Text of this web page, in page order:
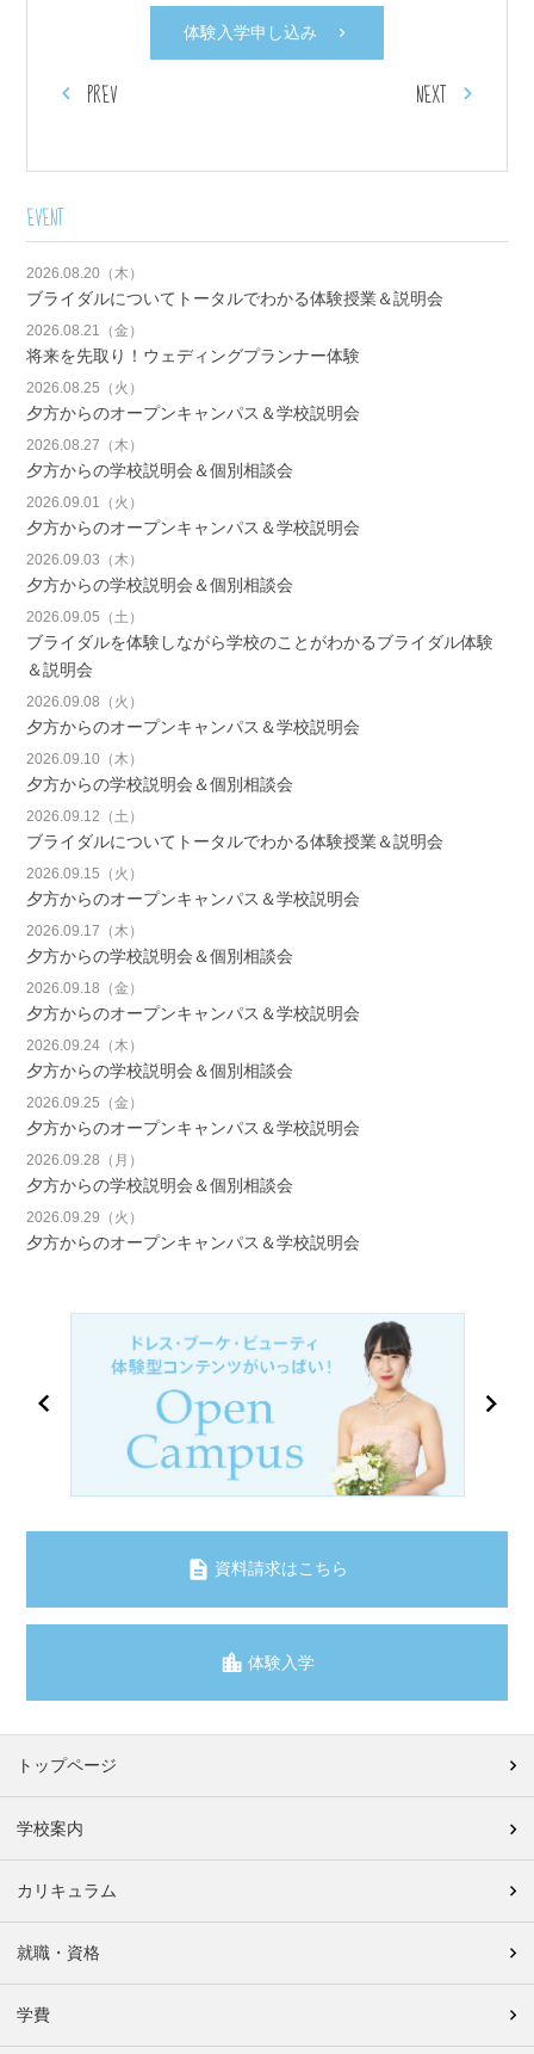
体験入学申し込み
PREV NEXT
EVENT
2026.08.20（木）
ブライダルについてトータルでわかる体験授業＆説明会
2026.08.21（金）
将来を先取り！ウェディングプランナー体験
2026.08.25（火）
夕方からのオープンキャンパス＆学校説明会
2026.08.27（木）
夕方からの学校説明会＆個別相談会
2026.09.01（火）
夕方からのオープンキャンパス＆学校説明会
2026.09.03（木）
夕方からの学校説明会＆個別相談会
2026.09.05（土）
ブライダルを体験しながら学校のことがわかるブライダル体験
＆説明会
2026.09.08（火）
夕方からのオープンキャンパス＆学校説明会
2026.09.10（木）
夕方からの学校説明会＆個別相談会
2026.09.12（土）
ブライダルについてトータルでわかる体験授業＆説明会
2026.09.15（火）
夕方からのオープンキャンパス＆学校説明会
2026.09.17（木）
夕方からの学校説明会＆個別相談会
2026.09.18（金）
夕方からのオープンキャンパス＆学校説明会
2026.09.24（木）
夕方からの学校説明会＆個別相談会
2026.09.25（金）
夕方からのオープンキャンパス＆学校説明会
2026.09.28（月）
夕方からの学校説明会＆個別相談会
2026.09.29（火）
夕方からのオープンキャンパス＆学校説明会
資料請求はこちら
体験入学
トップページ
学校案内
カリキュラム
就職・資格
学費